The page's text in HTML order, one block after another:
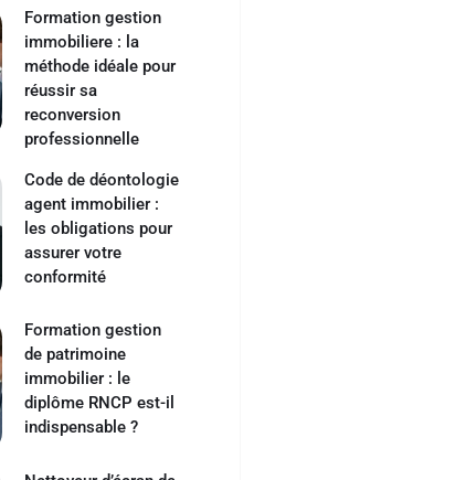
Formation gestion
immobiliere : la
méthode idéale pour
réussir sa
reconversion
professionnelle
Code de déontologie
agent immobilier :
les obligations pour
assurer votre
conformité
Formation gestion
de patrimoine
immobilier : le
diplôme RNCP est-il
indispensable ?